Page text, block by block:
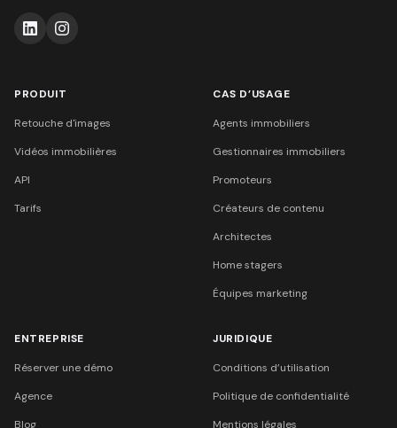
PRODUIT
Retouche d'images
Vidéos immobilières
API
Tarifs
CAS D’USAGE
Agents immobiliers
Gestionnaires immobiliers
Promoteurs
Créateurs de contenu
Architectes
Home stagers
Équipes marketing
ENTREPRISE
Réserver une démo
Agence
Blog
JURIDIQUE
Conditions d’utilisation
Politique de confidentialité
Mentions légales